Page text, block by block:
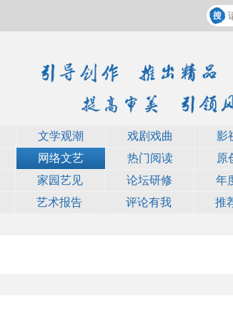
文学观潮 戏剧戏曲 影
网络文艺 热门阅读 原
家园艺见 论坛研修 年
艺术报告 评论有我 推